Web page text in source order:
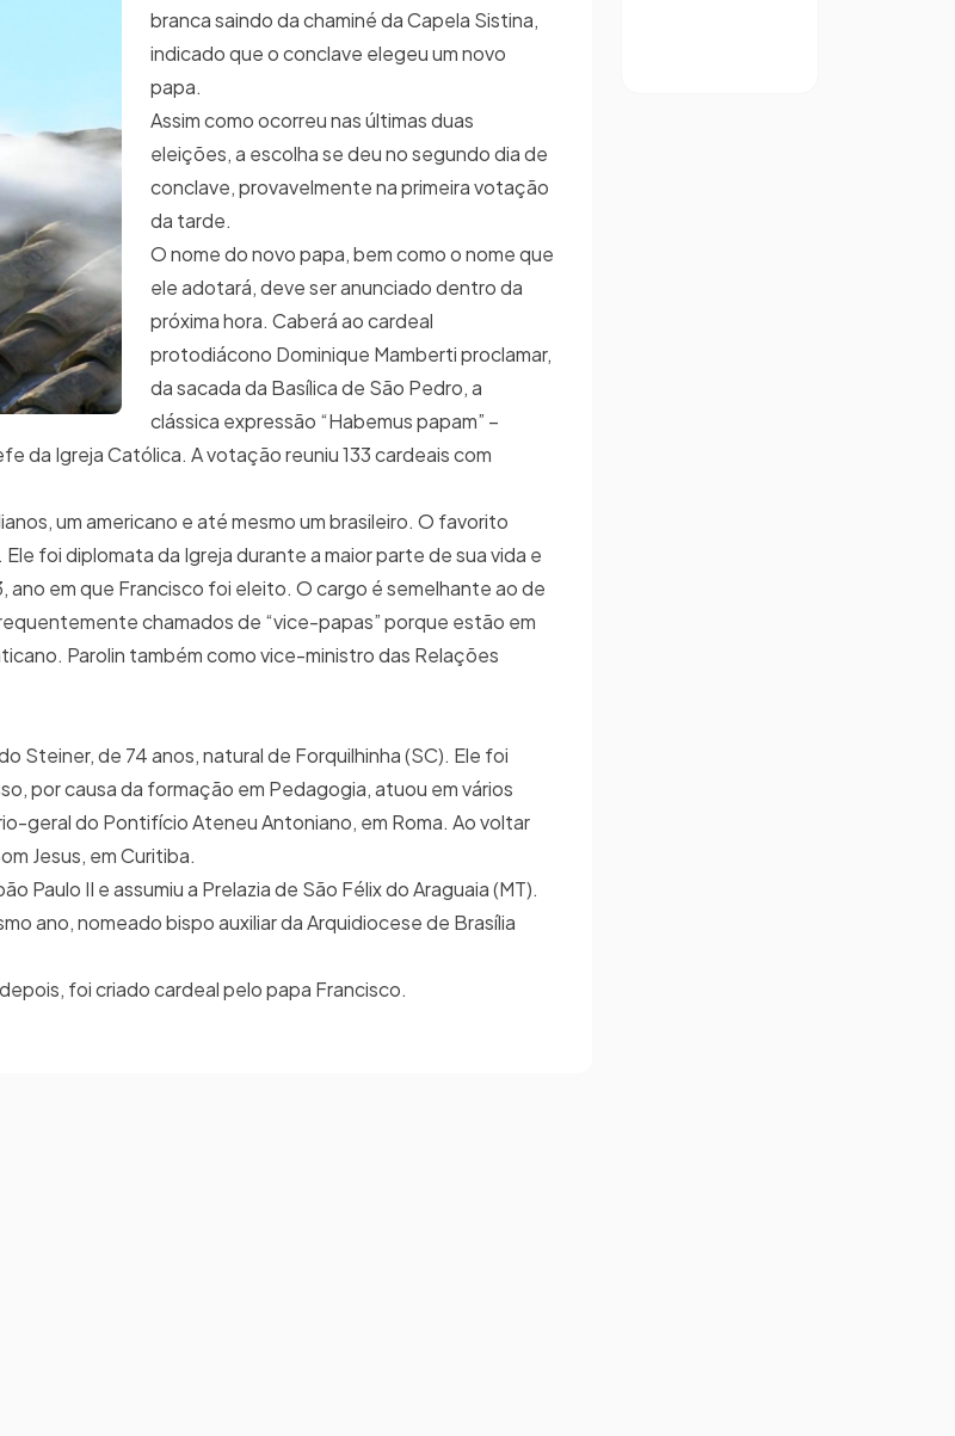
branca saindo da chaminé da Capela Sistina,
indicado que o conclave elegeu um novo
papa.
Assim como ocorreu nas últimas duas
eleições, a escolha se deu no segundo dia de
conclave, provavelmente na primeira votação
da tarde.
O nome do novo papa, bem como o nome que
ele adotará, deve ser anunciado dentro da
próxima hora. Caberá ao cardeal
protodiácono Dominique Mamberti proclamar,
da sacada da Basílica de São Pedro, a
clássica expressão “Habemus papam” –
da Igreja Católica. A votação reuniu 133 cardeais com
um americano e até mesmo um brasileiro. O favorito
foi diplomata da Igreja durante a maior parte de sua vida e
em que Francisco foi eleito. O cargo é semelhante ao de
chamados de “vice-papas” porque estão em
Parolin também como vice-ministro das Relações
Steiner, de 74 anos, natural de Forquilhinha (SC). Ele foi
por causa da formação em Pedagogia, atuou em vários
geral do Pontifício Ateneu Antoniano, em Roma. Ao voltar
Jesus, em Curitiba.
Paulo II e assumiu a Prelazia de São Félix do Araguaia (MT).
ano, nomeado bispo auxiliar da Arquidiocese de Brasília
foi criado cardeal pelo papa Francisco.